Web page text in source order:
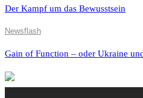
Der Kampf um das Bewusstsein
Newsflash
Gain of Function – oder Ukraine